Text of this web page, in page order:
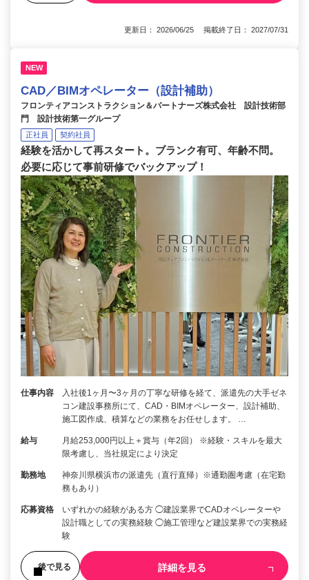
更新日： 2026/06/25 掲載終了日： 2027/07/31
NEW
CAD／BIMオペレーター（設計補助）
フロンティアコンストラクション＆パートナーズ株式会社 設計技術部
門 設計技術第一グループ
正社員 契約社員
経験を活かして再スタート。ブランク有可、年齢不問。
必要に応じて事前研修でバックアップ！
仕事内容
入社後1ヶ月〜3ヶ月の丁寧な研修を経て、派遣先の大手ゼネ
コン建設事務所にて、CAD・BIMオペレーター、設計補助、
施工図作成、積算などの業務をお任せします。 …
給与
月給253,000円以上＋賞与（年2回） ※経験・スキルを最大
限考慮し、当社規定により決定
勤務地
神奈川県横浜市の派遣先（直行直帰）※通勤圏考慮（在宅勤
務もあり）
応募資格
いずれかの経験がある方 ◯建設業界でCADオペレーターや
設計職としての実務経験 ◯施工管理など建設業界での実務経
験
後で見る 詳細を見る